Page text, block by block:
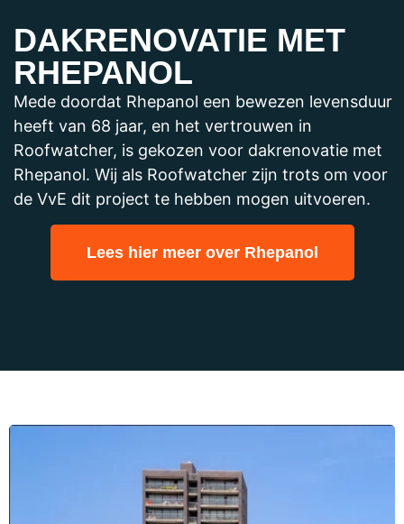
DAKRENOVATIE MET
RHEPANOL
Mede doordat Rhepanol een bewezen levensduur
heeft van 68 jaar, en het vertrouwen in
Roofwatcher, is gekozen voor dakrenovatie met
Rhepanol. Wij als Roofwatcher zijn trots om voor
de VvE dit project te hebben mogen uitvoeren.
Lees hier meer over Rhepanol